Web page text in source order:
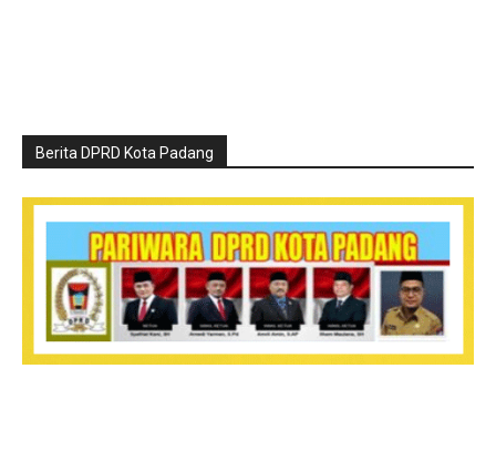
Berita DPRD Kota Padang